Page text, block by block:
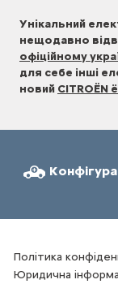
Унікальний
нещодавно
офіційному
для себе інші
новий CITROЁN
Політика
Юридична